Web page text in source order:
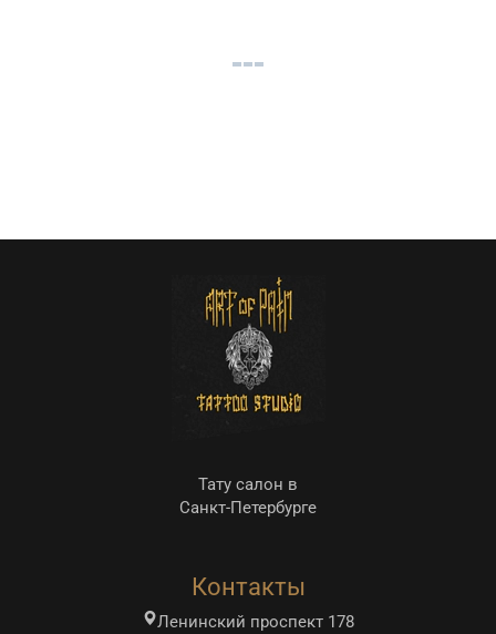
Тату салон в
Санкт-Петербурге
Контакты
Ленинский проспект 178